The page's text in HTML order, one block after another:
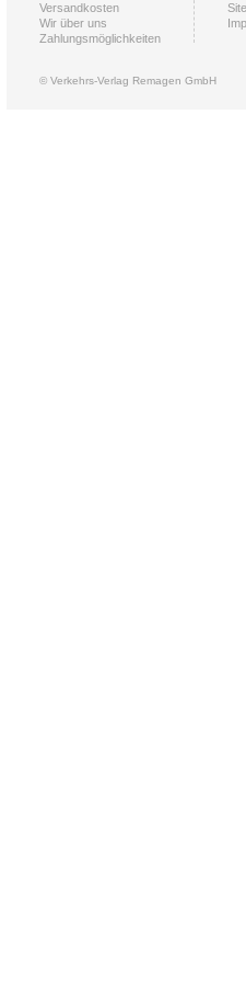
Versandkosten
Wir über uns
Zahlungsmöglichkeiten
© Verkehrs-Verlag Remagen GmbH